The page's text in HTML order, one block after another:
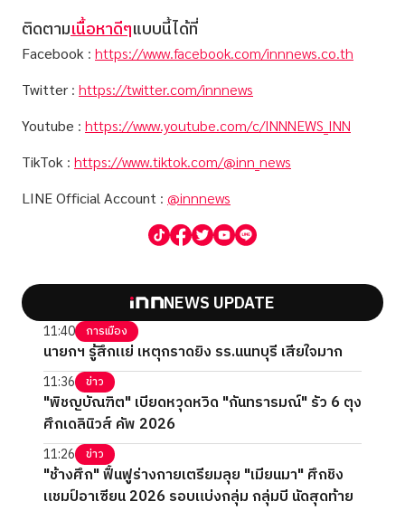
ติดตามเนื้อหาดีๆแบบนี้ได้ที่
Facebook : https://www.facebook.com/innnews.co.th
Twitter : https://twitter.com/innnews
Youtube : https://www.youtube.com/c/INNNEWS_INN
TikTok : https://www.tiktok.com/@inn_news
LINE Official Account : @innnews
NEWS UPDATE
11:40 การเมือง
นายกฯ รู้สึกแย่ เหตุกราดยิง รร.นนทบุรี เสียใจมาก
11:36 ข่าว
"พิชญบัณฑิต" เบียดหวุดหวิด "กันทรารมณ์" รัว 6 ตุง
ศึกเดลินิวส์ คัพ 2026
11:26 ข่าว
"ช้างศึก" ฟื้นฟูร่างกายเตรียมลุย "เมียนมา" ศึกชิง
แชมป์อาเซียน 2026 รอบแบ่งกลุ่ม กลุ่มบี นัดสุดท้าย